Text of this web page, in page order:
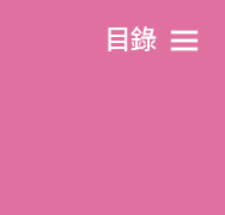
目​錄